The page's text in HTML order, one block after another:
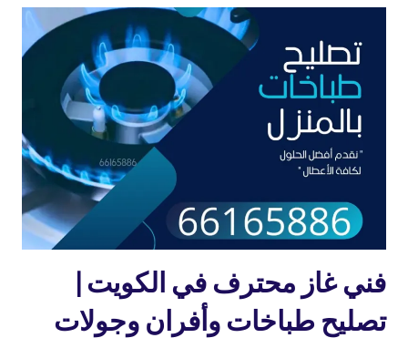
أساسي
من
الروتين
تصليح
طباخات
فني غاز محترف في الكويت |
تصليح طباخات وأفران وجولات